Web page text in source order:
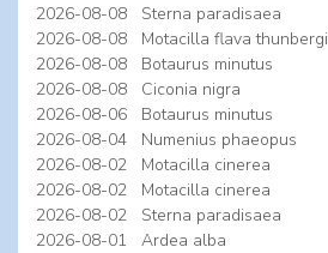
2026-08-08
Sterna paradisaea
2026-08-08
Motacilla flava thunbergi
2026-08-08
Botaurus minutus
2026-08-08
Ciconia nigra
2026-08-06
Botaurus minutus
2026-08-04
Numenius phaeopus
2026-08-02
Motacilla cinerea
2026-08-02
Motacilla cinerea
2026-08-02
Sterna paradisaea
2026-08-01
Ardea alba